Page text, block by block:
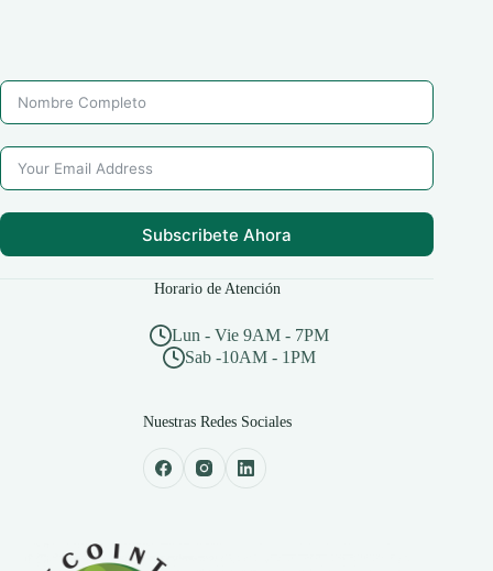
Subscribete Ahora
Horario de Atención
Lun - Vie 9AM - 7PM
Sab -10AM - 1PM
Nuestras Redes Sociales